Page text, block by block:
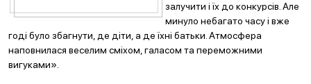
залучити і їх до конкурсів. Але
минуло небагато часу і вже
годі було збагнути, де діти, а де їхні батьки. Атмосфера
наповнилася веселим сміхом, галасом та переможними
вигуками».